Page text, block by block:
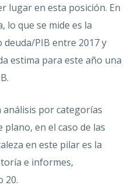
lugar en esta posición. En
lo que se mide es la
PIB entre 2017 y
estima para este año una
por categorías
en el caso de las
en este pilar es la
e informes,
20.